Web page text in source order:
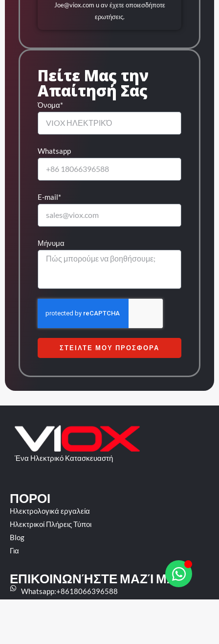
Joe@viox.com u αν έχετε οποιεσδήποτε
ερωτήσεις.
Πείτε Μας την
Απαίτησή Σας
Όνομα*
Whatsapp
E-mail*
Μήνυμα
ΣΤΕΊΛΤΕ ΜΟΥ ΠΡΟΣΦΟΡΆ
Ένα Ηλεκτρικό Κατασκευαστή
ΠΌΡΟΙ
Ηλεκτρολογικά εργαλεία
Ηλεκτρικοί Πλήρεις Τύποι
Blog
Για
ΕΠΙΚΟΙΝΩΝΉΣΤΕ ΜΑΖΊ ΜΑΣ
Whatsapp:+8618066396588